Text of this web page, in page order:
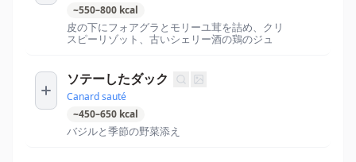
~550–800 kcal
皮の下にフォアグラとモリーユ茸を詰め、クリ
スピーリゾット、古いシェリー酒の鶏のジュ
ソテーしたダック
Canard sauté
~450–650 kcal
バジルと季節の野菜添え